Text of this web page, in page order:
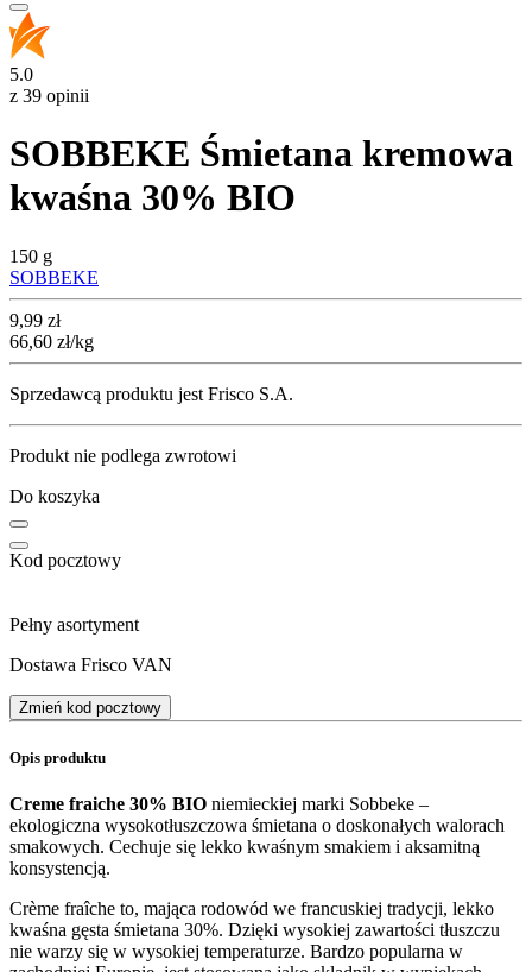
5.0
z 39 opinii
SOBBEKE Śmietana kremowa
kwaśna 30% BIO
150 g
SOBBEKE
Cena
9,99 zł
66,60 zł/kg
Sprzedawcą produktu jest Frisco S.A.
Produkt nie podlega zwrotowi
Do koszyka
Kod pocztowy
Pełny asortyment
Dostawa Frisco VAN
Zmień kod pocztowy
Opis produktu
Creme fraiche 30% BIO niemieckiej marki Sobbeke –
ekologiczna wysokotłuszczowa śmietana o doskonałych walorach
smakowych. Cechuje się lekko kwaśnym smakiem i aksamitną
konsystencją.
Crème fraîche to, mająca rodowód we francuskiej tradycji, lekko
kwaśna gęsta śmietana 30%. Dzięki wysokiej zawartości tłuszczu
nie warzy się w wysokiej temperaturze. Bardzo popularna w